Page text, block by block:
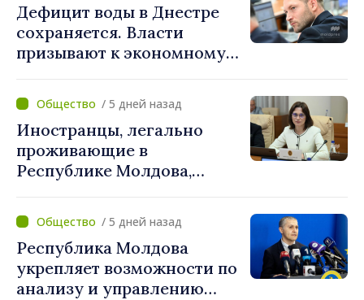
Дефицит воды в Днестре
сохраняется. Власти
призывают к экономному
/ 5 дней назад
Иностранцы, легально
проживающие в
Республике Молдова,
доступ к механизмам
социальной и финансовой
интеграции
/ 5 дней назад
Республика Молдова
укрепляет возможности по
анализу и управлению